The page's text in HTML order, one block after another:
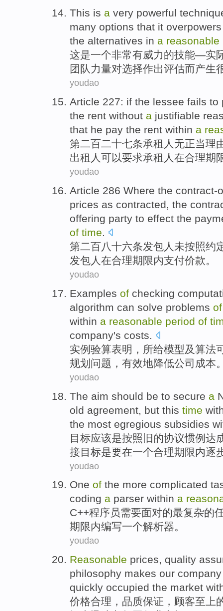
This is a very powerful
many options that it overpowers
the alternatives in a reasonable
这是一个非常有威力的技能—实
团队力量对选择作出评估而产生
youdao
Article 227: if the lessee fails to
the rent without a justifiable
that he pay the rent within a
第二百二十七条承租人 无正当理
出租人 可以要求承租人 在合理期
youdao
Article 286 Where the contract-
prices as contracted, the
offering party to effect the
of time.
第二百八十六条发包人 未按照约
发包人 在合理期限内支付价款。
youdao
Examples of checking
algorithm can solve problems of
within a reasonable period of
company's costs.
实例 验算表明 ，所给模型及算法
规划 问题 ， 有效地降低公司 成本
youdao
The aim should be to secure a
old agreement but this time
the most egregious subsidies
目标应该是按照 旧的协议惯例达
接目标是要在一个合理期限内逐
youdao
One of the more complicated
coding a parser within a
C++程序员需要面对的最复杂的
期限内编写一个解析器。
youdao
Reasonable prices, quality
philosophy makes our company
quickly occupied the market
价格合理 ， 品质保证 ， 顾客至上